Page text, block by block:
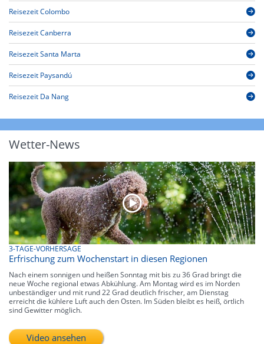
Reisezeit Colombo
Reisezeit Canberra
Reisezeit Santa Marta
Reisezeit Paysandú
Reisezeit Da Nang
Wetter-News
3-TAGE-VORHERSAGE
Erfrischung zum Wochenstart in diesen Regionen
Nach einem sonnigen und heißen Sonntag mit bis zu 36 Grad bringt die
neue Woche regional etwas Abkühlung. Am Montag wird es im Norden
unbeständiger und mit rund 22 Grad deutlich frischer, am Dienstag
erreicht die kühlere Luft auch den Osten. Im Süden bleibt es heiß, örtlich
sind Gewitter möglich.
Video ansehen